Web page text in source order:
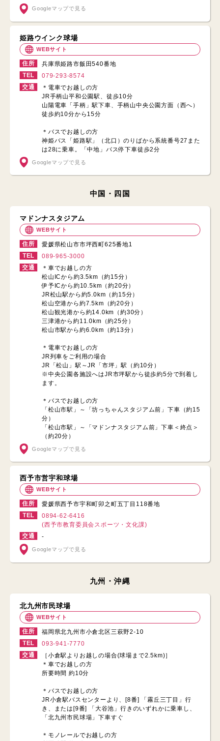
Googleマップで見る
姫路ウインク球場
WEBサイト
住所
兵庫県姫路市飯田540番地
TEL
079-293-8574
交通
＊電車でお越しの方
JR手柄山平和公園駅、徒歩10分
山陽電車「手柄」駅下車、手柄山中央公園方面（西へ）
徒歩約10分から15分
＊バスでお越しの方
神姫バス「姫路駅」（北口）のりばから系統番号27また
は28に乗車。「中地」バス停下車徒歩2分
Googleマップで見る
中国・四国
マドンナスタジアム
WEBサイト
住所
愛媛県松山市市坪西町625番地1
TEL
089-965-3000
交通
＊車でお越しの方
松山ICから約3.5km（約15分）
伊予ICから約10.5km（約20分）
JR松山駅から約5.0km（約15分）
松山空港から約7.5km（約20分）
松山観光港から約14.0km（約30分）
三津港から約11.0km（約25分）
松山市駅から約6.0km（約13分）
＊電車でお越しの方
JR列車をご利用の場合
JR「松山」駅～JR「市坪」駅（約10分）
※中央公園各施設へはJR市坪駅から徒歩約5分で到着し
ます。
＊バスでお越しの方
「松山市駅」～「坊っちゃんスタジアム前」下車（約15
分）
「松山市駅」～「マドンナスタジアム前」下車＜終点＞
（約20分）
Googleマップで見る
西予市営宇和球場
WEBサイト
住所
愛媛県西予市宇和町卯之町五丁目118番地
TEL
0894-62-6416
(西予市教育委員会スポーツ・文化課)
交通
-
Googleマップで見る
九州・沖縄
北九州市民球場
WEBサイト
住所
福岡県北九州市小倉北区三萩野2-10
TEL
093-941-7770
交通
［小倉駅よりお越しの場合(球場まで2.5km)］
＊車でお越しの方
所要時間 約10分
＊バスでお越しの方
JR小倉駅バスセンターより、[8番] 「霧丘三丁目」行
き、または[9番] 「大谷池」行きのいずれかに乗車し、
「北九州市民球場」下車すぐ
＊モノレールでお越しの方